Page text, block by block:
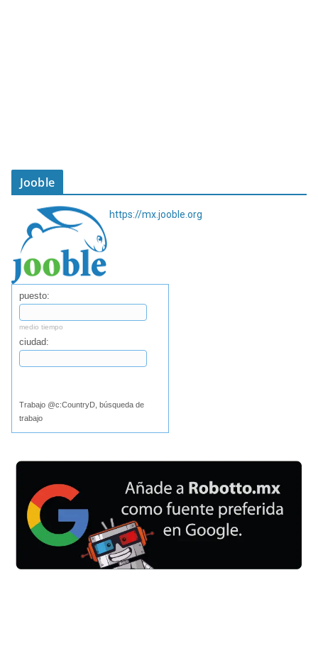
Jooble
https://mx.jooble.org
puesto:
medio tiempo
ciudad:
Trabajo @c:CountryD, búsqueda de
trabajo